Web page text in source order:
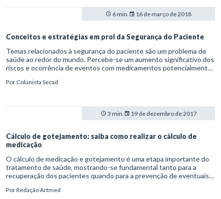
6 min. 16 de março de 2018
Conceitos e estratégias em prol da Segurança do Paciente
Temas relacionados à segurança do paciente são um problema de
saúde ao redor do mundo. Percebe-se um aumento significativo dos
riscos e ocorrência de eventos com medicamentos potencialmente
situações, nota-se que há um olhar mais atento para as políticas de
Por Colunista Secad
3 min. 19 de dezembro de 2017
Cálculo de gotejamento: saiba como realizar o cálculo de
medicação
O cálculo de medicação e gotejamento é uma etapa importante do
tratamento de saúde, mostrando-se fundamental tanto para a
recuperação dos pacientes quando para a prevenção de eventuais
PorRedação Artmed